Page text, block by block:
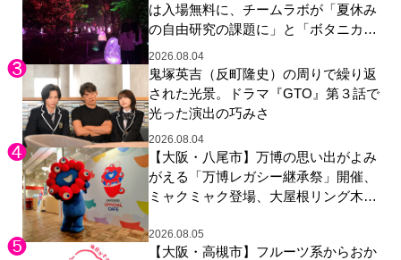
は入場無料に、チームラボが「夏休み
の自由研究の課題に」と「ボタニカル
ガーデン 大阪」へ招待
2026.08.04
鬼塚英吉（反町隆史）の周りで繰り返
された光景。ドラマ『GTO』第３話で
光った演出の巧みさ
2026.08.04
【大阪・八尾市】万博の思い出がよみ
がえる「万博レガシー継承祭」開催、
ミャクミャク登場、大屋根リング木材
展示も
2026.08.05
【大阪・高槻市】フルーツ系からおか